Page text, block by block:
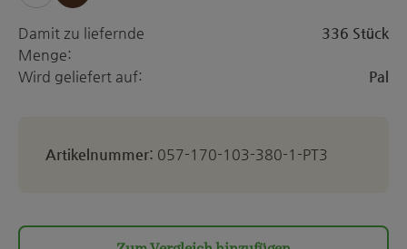
Damit zu liefernde
Menge:
336 Stück
Wird geliefert auf: Pal
Artikelnummer: 057-170-103-380-1-PT3